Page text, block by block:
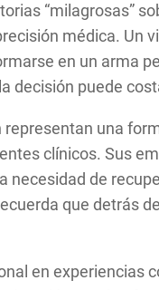
“milagrosas”
médica. Un
en un arma
decisión puede
una
clínicos. Sus
de
que detrás
en experiencias